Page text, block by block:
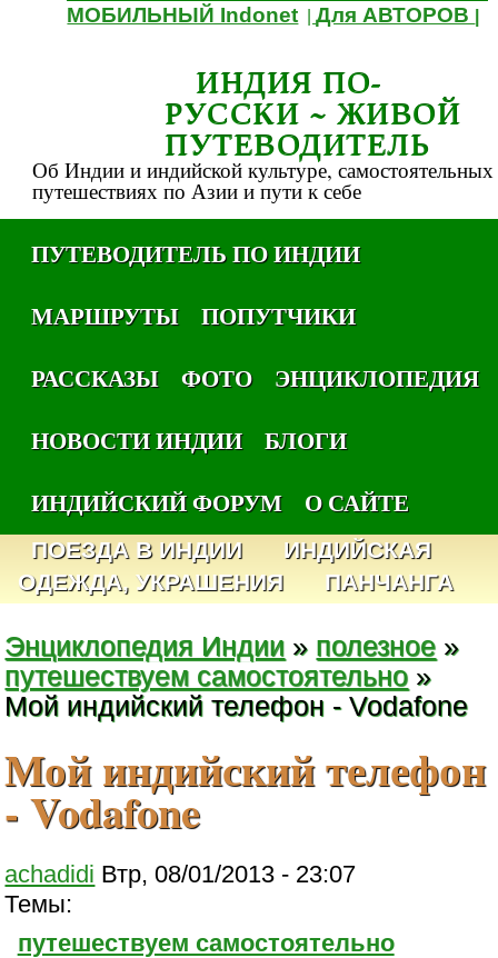
МОБИЛЬНЫЙ Indonet |Для АВТОРОВ
ИНДИЯ ПО-
РУССКИ ~ ЖИВОЙ
ПУТЕВОДИТЕЛЬ
Об Индии и индийской культуре, самостоятельных
путешествиях по Азии и пути к себе
ПУТЕВОДИТЕЛЬ ПО ИНДИИ
МАРШРУТЫ
ПОПУТЧИКИ
РАССКАЗЫ
ФОТО
ЭНЦИКЛОПЕДИЯ
НОВОСТИ ИНДИИ
БЛОГИ
ИНДИЙСКИЙ ФОРУМ
О САЙТЕ
ПОЕЗДА В ИНДИИ
ИНДИЙСКАЯ
ОДЕЖДА, УКРАШЕНИЯ
ПАНЧАНГА
Энциклопедия Индии » полезное »
путешествуем самостоятельно »
Мой индийский телефон - Vodafone
Мой индийский телефон
- Vodafone
achadidi Втр, 08/01/2013 - 23:07
Темы:
путешествуем самостоятельно